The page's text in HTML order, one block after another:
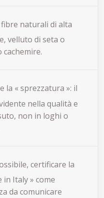
naturali di alta
velluto di seta o
la « sprezzatura »: il
nella qualità e
non in loghi o
certificare la
in Italy » come
da comunicare